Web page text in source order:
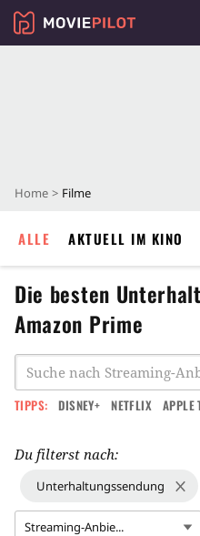
Home Filme
ALLE AKTUELL IM KINO
Die besten
Amazon Prime
TIPPS: DISNEY+ NETFLIX APPLE
Du filterst nach:
Unterhaltungssendung
Streaming-Anbie...